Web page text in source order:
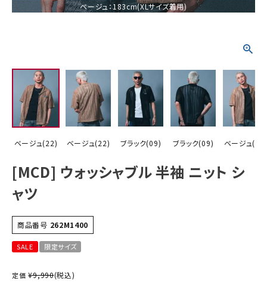
ベージュ：183cm(XLサイズ着用)
ベージュ(22) ベージュ(22) ブラック(09) ブラック(09) ベージュ(22)
[MCD] ウォッシャブル 半袖 ニット シ
ャツ
商品番号 262M1400
SALE 限定サイズ
定価 ¥9,990(税込)